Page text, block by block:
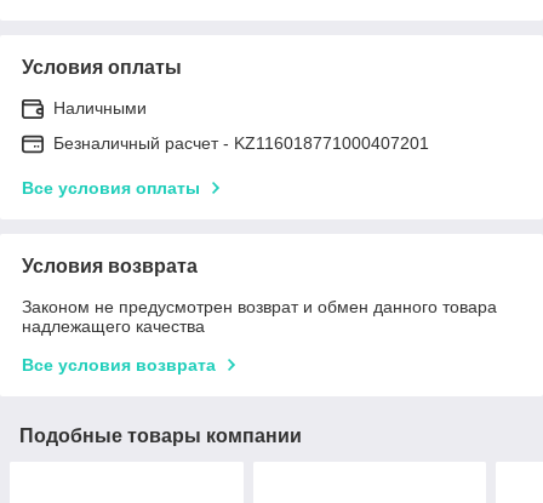
Условия оплаты
Наличными
Безналичный расчет - KZ116018771000407201
Все условия оплаты
Условия возврата
Законом не предусмотрен возврат и обмен данного товара
надлежащего качества
Все условия возврата
Подобные товары компании